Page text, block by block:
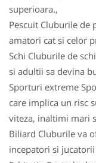
superioara.,
Pescuit Cluburile de
amatori cat si celor
Schi Cluburile de
si adultii sa devina
Sporturi extreme
care implica un risc
viteza, inaltimi mari
Biliard Cluburile va
incepatori si